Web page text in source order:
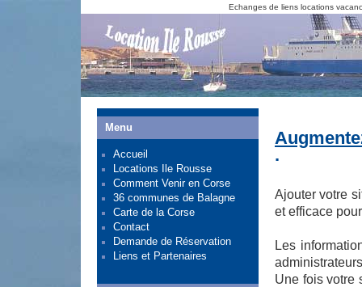
Echanges de liens locations
.
Ajouter votre
et efficace
Les
Une fois votre
Menu
Accueil
Locations Ile Rousse
Comment Venir en Corse
36 communes de Balagne
Carte de la Corse
Contact
Demande de Réservation
Liens et Partenaires